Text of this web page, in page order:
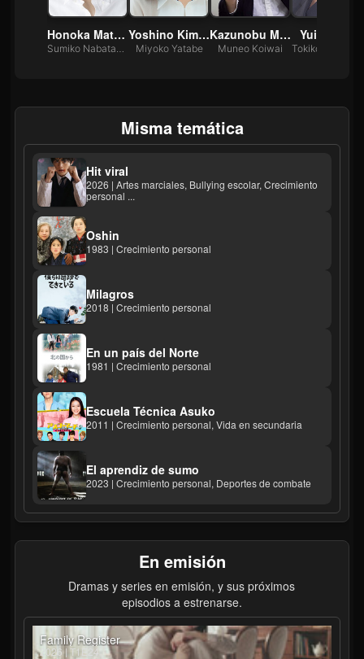
Honoka Matsumoto
Sumiko Nabatame
Yoshino Kimura
Miyoko Yatabe
Kazunobu Mineta
Muneo Koiwai
Yui Sakuma
Tokiko
Misma temática
Hit viral
2026 | Artes marciales, Bullying escolar, Crecimiento
personal ...
Oshin
1983 | Crecimiento personal
Milagros
2018 | Crecimiento personal
En un país del Norte
1981 | Crecimiento personal
Escuela Técnica Asuko
2011 | Crecimiento personal, Vida en secundaria
El aprendiz de sumo
2023 | Crecimiento personal, Deportes de combate
En emisión
Dramas y series en emisión, y sus próximos
episodios a estrenarse.
Family Register
2026 | T1E24